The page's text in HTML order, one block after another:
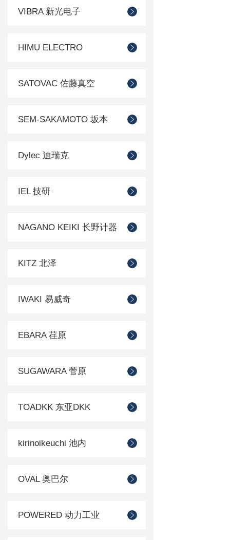
VIBRA 新光电子
HIMU ELECTRO
SATOVAC 佐藤真空
SEM-SAKAMOTO 坂本
Dylec 迪瑞克
IEL 技研
NAGANO KEIKI 长野计器
KITZ 北泽
IWAKI 易威奇
EBARA 荏原
SUGAWARA 菅原
TOADKK 东亚DKK
kirinoikeuchi 池内
OVAL 奥巴尔
POWERED 动力工业